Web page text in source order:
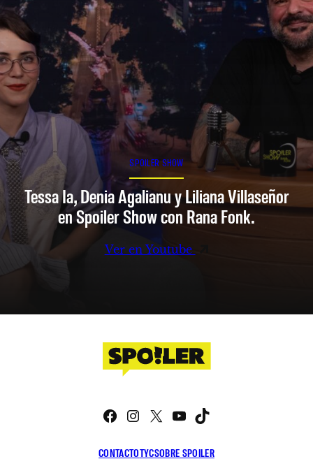
SPOILER SHOW
Tessa Ia, Denia Agalianu y Liliana Villaseñor
en Spoiler Show con Rana Fonk.
Ver en Youtube
CONTACTOTYCSOBRE SPOILER
Facebook
Instagram
X YouTube